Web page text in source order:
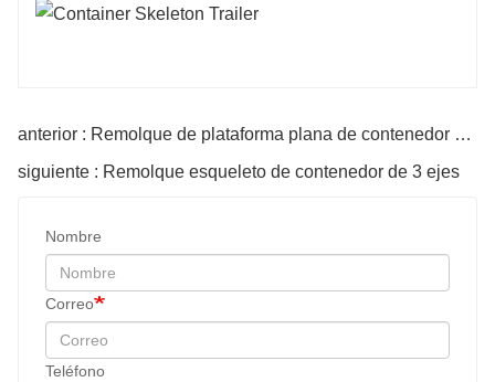
anterior : Remolque de plataforma plana de contenedor de 4 ejes
siguiente : Remolque esqueleto de contenedor de 3 ejes
Nombre
Correo
Teléfono